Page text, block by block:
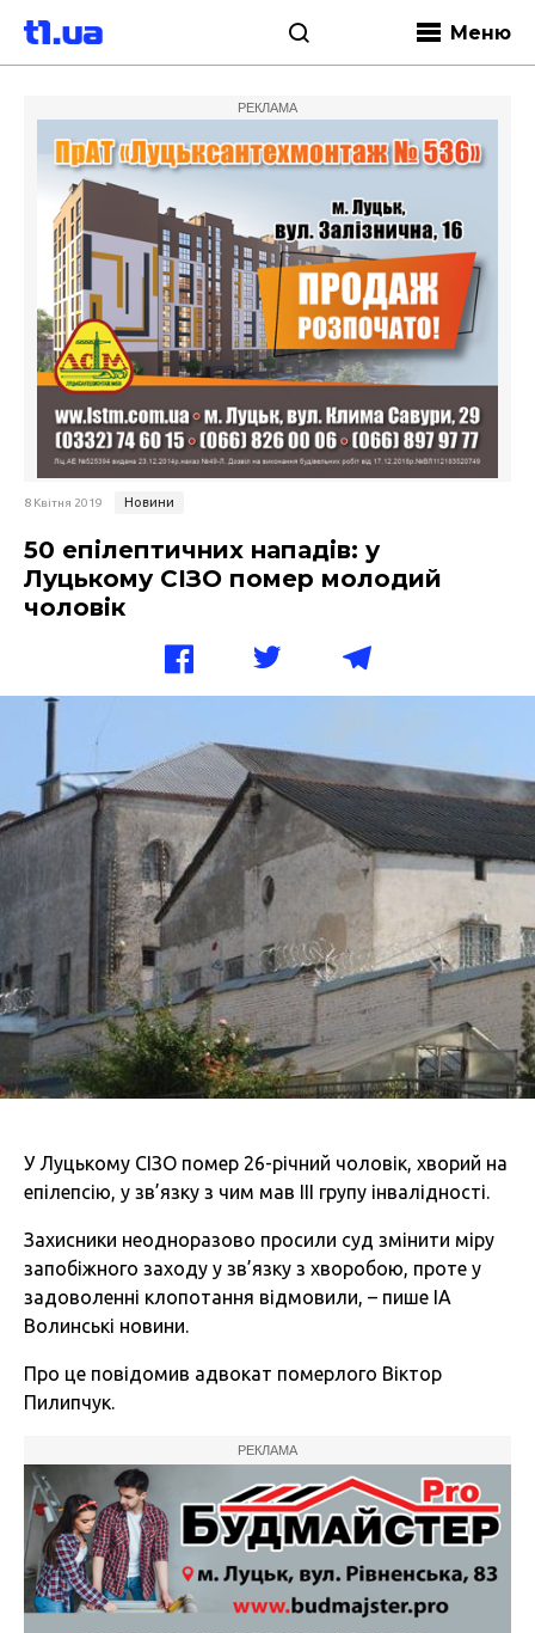
Меню
РЕКЛАМА
8 Квітня 2019 Новини
50 епілептичних нападів: у
Луцькому СІЗО помер молодий
чоловік
У Луцькому СІЗО помер 26-річний чоловік, хворий на
епілепсію, у зв’язку з чим мав ІІІ групу інвалідності.
Захисники неодноразово просили суд змінити міру
запобіжного заходу у зв’язку з хворобою, проте у
задоволенні клопотання відмовили, – пише ІА
Волинські новини.
Про це повідомив адвокат померлого Віктор
Пилипчук.
РЕКЛАМА